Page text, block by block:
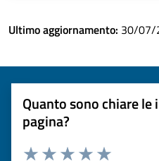
Ultimo aggiornamento: 30/07/
Quanto sono chiare
pagina?